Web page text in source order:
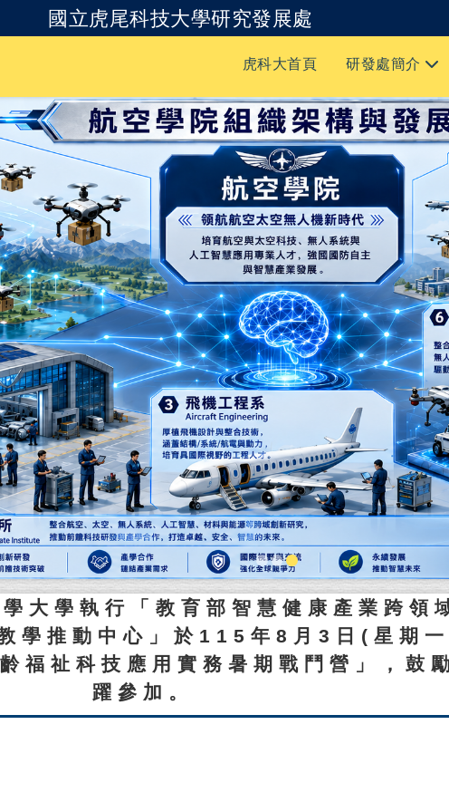
國立虎尾科技大學研究發展處
跳到主要內容
虎科大首頁
研發處簡介
大學執行「教育部智慧健康產業跨領
學推動中心」於115年8月3日(星期
福祉科技應用實務暑期戰鬥營」，鼓
躍參加。